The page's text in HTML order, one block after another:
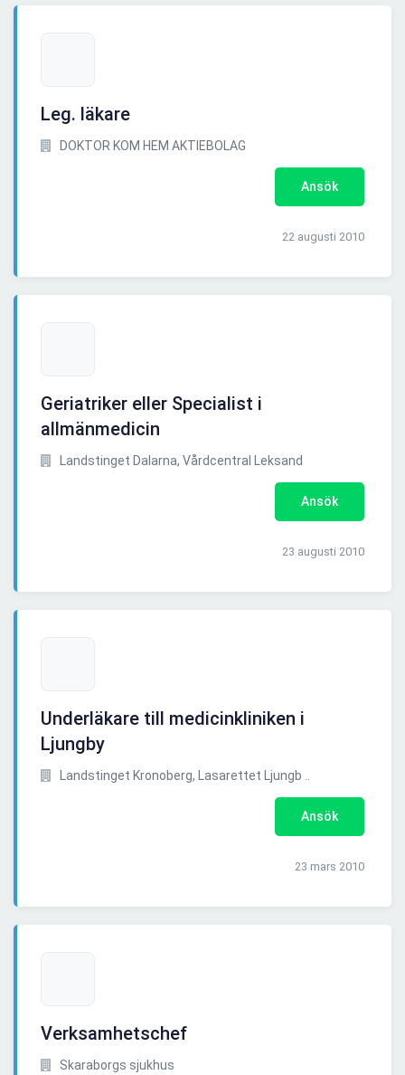
Leg. läkare
DOKTOR KOM HEM AKTIEBOLAG
Ansök
22 augusti 2010
Geriatriker eller Specialist i
allmänmedicin
Landstinget Dalarna, Vårdcentral Leksand
Ansök
23 augusti 2010
Underläkare till medicinkliniken i
Ljungby
Landstinget Kronoberg, Lasarettet Ljungb ..
Ansök
23 mars 2010
Verksamhetschef
Skaraborgs sjukhus